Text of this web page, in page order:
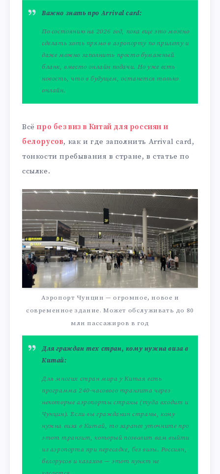
Важно знать про Arrival card:
По состоянию на 2026 год, пока еще это можно
сделать хоть прямо в аэропорту по прилету и
даже можно заполнить просто бумажный
бланк, вместо онлайн подачи. Но уже есть
новость, что в будущем, останется только
онлайн.
Всёпро без виз в Китай для россиян и
белорусов, как и где заполнить Arrival card,
тонкости пребывания в стране, в статье по
ссылке.
Аэропорт Чунцин — огромное, новое и
современное здание. Может обслуживать до 80
млн пассажиров в год
Для граждан тех стран, кому нужна виза в
Китай:
Для многих стран мира у Китая есть
программа 240-часового транзита через
некоторые аэропорты страны (туда входит и
Чунцин). Если вы гражданин страны, кому
нужна виза в Китай, то заранее уточните про
этот транзит, который позволит вам выйти
из аэропорта при пересадке, без визы. Россиян,
белорусов и казахов — этот пункт не